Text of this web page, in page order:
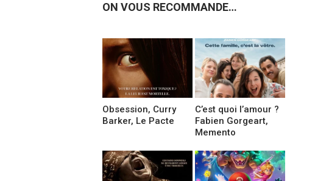
ON VOUS RECOMMANDE…
Obsession, Curry
Barker, Le Pacte
C’est quoi l’amour ?
Fabien Gorgeart,
Memento